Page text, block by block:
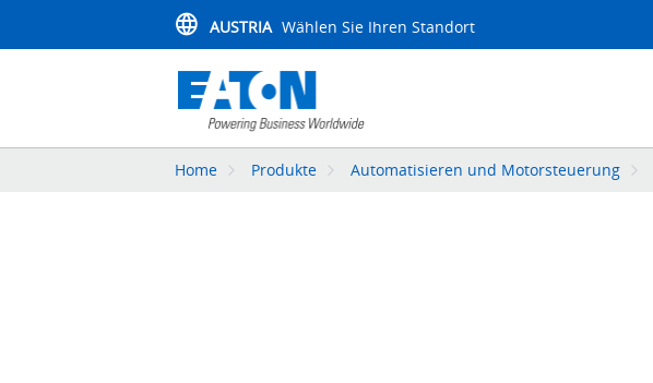
AUSTRIA Wählen Sie Ihren Standort
Home Produkte Automatisieren und Motorsteuerung